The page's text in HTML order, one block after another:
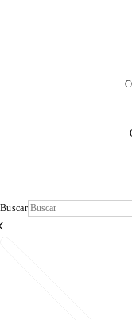
Buscar